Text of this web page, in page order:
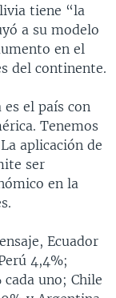
tiene “la
a su modelo
en el
del continente.
el país con
Tenemos
aplicación de
ser
en la
Ecuador
4,4%;
uno; Chile